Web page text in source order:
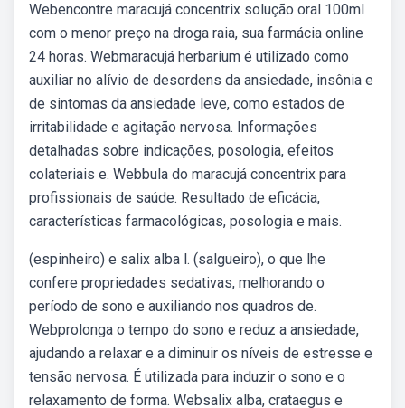
Webencontre maracujá concentrix solução oral 100ml
com o menor preço na droga raia, sua farmácia online
24 horas. Webmaracujá herbarium é utilizado como
auxiliar no alívio de desordens da ansiedade, insônia e
de sintomas da ansiedade leve, como estados de
irritabilidade e agitação nervosa. Informações
detalhadas sobre indicações, posologia, efeitos
colateriais e. Webbula do maracujá concentrix para
profissionais de saúde. Resultado de eficácia,
características farmacológicas, posologia e mais.
(espinheiro) e salix alba l. (salgueiro), o que lhe
confere propriedades sedativas, melhorando o
período de sono e auxiliando nos quadros de.
Webprolonga o tempo do sono e reduz a ansiedade,
ajudando a relaxar e a diminuir os níveis de estresse e
tensão nervosa. É utilizada para induzir o sono e o
relaxamento de forma. Websalix alba, crataegus e